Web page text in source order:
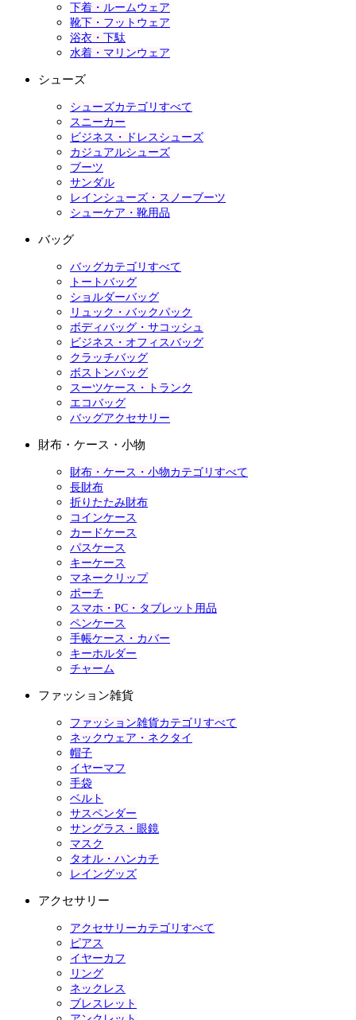
下着・ルームウェア
靴下・フットウェア
浴衣・下駄
水着・マリンウェア
シューズ
シューズカテゴリすべて
スニーカー
ビジネス・ドレスシューズ
カジュアルシューズ
ブーツ
サンダル
レインシューズ・スノーブーツ
シューケア・靴用品
バッグ
バッグカテゴリすべて
トートバッグ
ショルダーバッグ
リュック・バックパック
ボディバッグ・サコッシュ
ビジネス・オフィスバッグ
クラッチバッグ
ボストンバッグ
スーツケース・トランク
エコバッグ
バッグアクセサリー
財布・ケース・小物
財布・ケース・小物カテゴリすべて
長財布
折りたたみ財布
コインケース
カードケース
パスケース
キーケース
マネークリップ
ポーチ
スマホ・PC・タブレット用品
ペンケース
手帳ケース・カバー
キーホルダー
チャーム
ファッション雑貨
ファッション雑貨カテゴリすべて
ネックウェア・ネクタイ
帽子
イヤーマフ
手袋
ベルト
サスペンダー
サングラス・眼鏡
マスク
タオル・ハンカチ
レイングッズ
アクセサリー
アクセサリーカテゴリすべて
ピアス
イヤーカフ
リング
ネックレス
ブレスレット